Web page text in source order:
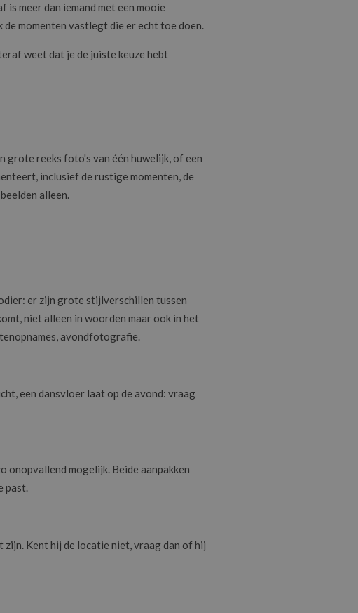
meer dan iemand met een mooie
momenten vastlegt die er echt toe doen.
weet dat je de juiste keuze hebt
grote reeks foto's van één huwelijk, of een
inclusief de rustige momenten, de
alleen.
er zijn grote stijlverschillen tussen
niet alleen in woorden maar ook in het
avondfotografie.
een dansvloer laat op de avond: vraag
mogelijk. Beide aanpakken
past.
Kent hij de locatie niet, vraag dan of hij